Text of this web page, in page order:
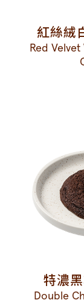
紅絲絨
Red
特濃
Double